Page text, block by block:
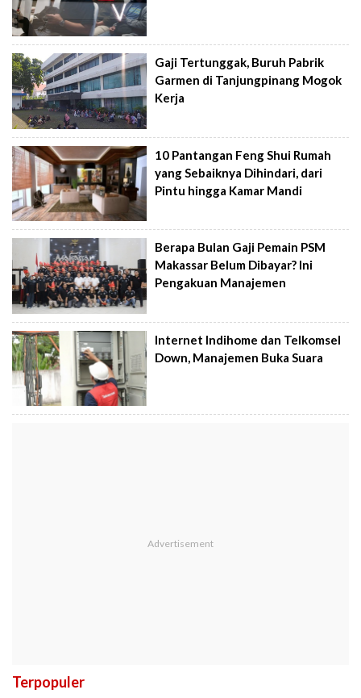
Gaji Tertunggak, Buruh Pabrik
Garmen di Tanjungpinang Mogok
Kerja
10 Pantangan Feng Shui Rumah
yang Sebaiknya Dihindari, dari
Pintu hingga Kamar Mandi
Berapa Bulan Gaji Pemain PSM
Makassar Belum Dibayar? Ini
Pengakuan Manajemen
Internet Indihome dan Telkomsel
Down, Manajemen Buka Suara
Terpopuler